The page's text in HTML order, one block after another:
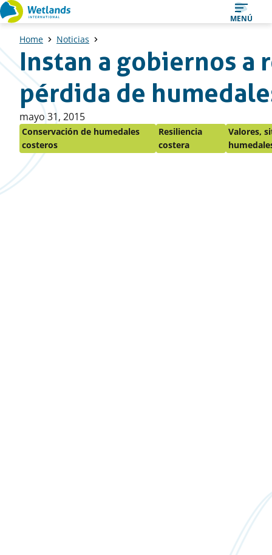
Ir
al
contenido
MENÚ
Home Noticias
Instan a gobiernos a
pérdida de
Publicado
en:
mayo 31, 2015
Conservación de humedales
costeros
Resiliencia
costera
Valores,